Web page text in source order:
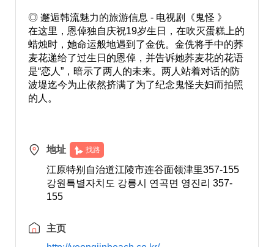
◎ 邂逅韩流魅力的旅游信息 - 电视剧《鬼怪 》
在这里，恩倬独自庆祝19岁生日，在吹灭蛋糕上的
蜡烛时，她命运般地遇到了金侁。金侁将手中的荞
麦花递给了过生日的恩倬，并告诉她荞麦花的花语
是“恋人”，暗示了两人的未来。两人站着对话的防
波堤迄今为止依然挤满了为了纪念鬼怪夫妇而拍照
的人。
地址 找路
江原特别自治道江陵市连谷面领津里357-155
강원특별자치도 강릉시 연곡면 영진리 357-
155
主页